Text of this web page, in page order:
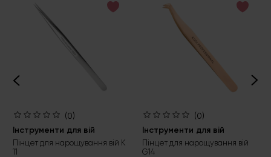
(0)
Інструменти для вій
Пінцет для нарощування вій К
11
(0)
Інструменти для вій
Пінцет для нарощування вій
G14